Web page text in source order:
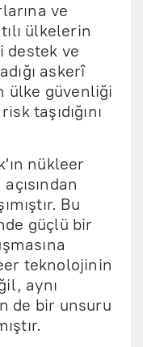
ve
ülkelerin
destek ve
askerî
ülke güvenliği
taşıdığını
nükleer
Bu
güçlü bir
teknolojinin
aynı
de bir unsuru